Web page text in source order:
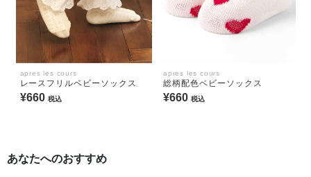
apres les cours
レースフリルベビーソックス
¥660 税込
apres les cours
総柄配色ベビーソックス
¥660 税込
あなたへのおすすめ